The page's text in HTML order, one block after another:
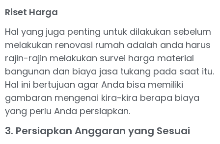
Riset Harga
Hal yang juga penting untuk dilakukan sebelum
melakukan renovasi rumah adalah anda harus
rajin-rajin melakukan survei harga material
bangunan dan biaya jasa tukang pada saat itu.
Hal ini bertujuan agar Anda bisa memiliki
gambaran mengenai kira-kira berapa biaya
yang perlu Anda persiapkan.
3. Persiapkan Anggaran yang Sesuai